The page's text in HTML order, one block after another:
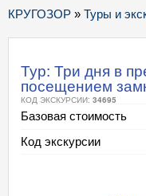
КРУГОЗОР » Туры и
Тур: Три дня в
посещением
КОД ЭКСКУРСИИ: 34695
Базовая стоимость
Код экскурсии